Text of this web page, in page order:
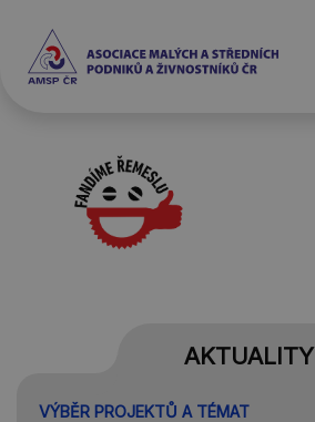
AKTUALITY
VÝBĚR PROJEKTŮ A TÉMAT